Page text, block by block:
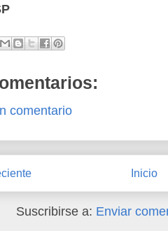
comentario
Inicio
Suscribirse a: Enviar